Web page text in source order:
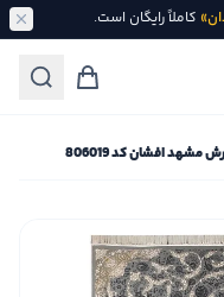
کاملاً رایگان است.
مشهد افشان کد 806019